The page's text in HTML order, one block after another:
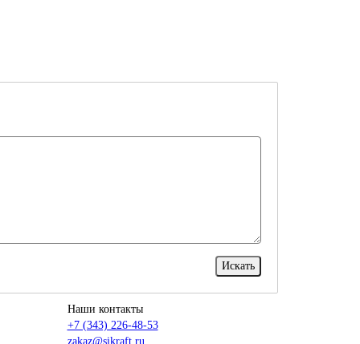
Наши контакты
+7 (343) 226-48-53
zakaz@sikraft.ru